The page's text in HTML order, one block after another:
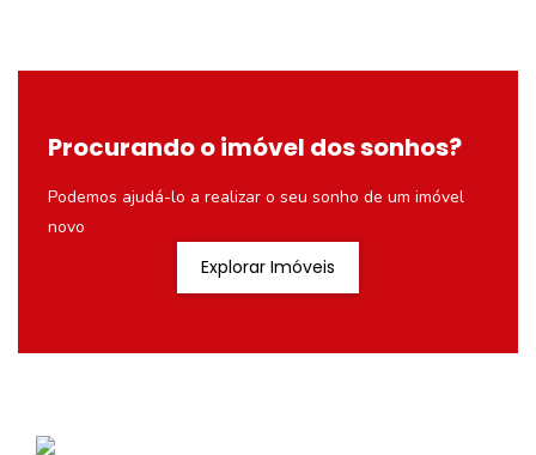
Procurando o imóvel dos sonhos?
Podemos ajudá-lo a realizar o seu sonho de um imóvel
novo
Explorar Imóveis